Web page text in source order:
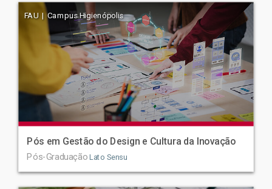
FAU | Campus Higienópolis
Pós em Gestão do Design e Cultura da Inovação
Pós-Graduação Lato Sensu